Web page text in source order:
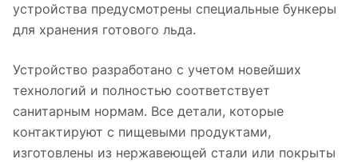
устройства предусмотрены специальные бункеры
для хранения готового льда.
Устройство разработано с учетом новейших
технологий и полностью соответствует
санитарным нормам. Все детали, которые
контактируют с пищевыми продуктами,
изготовлены из нержавеющей стали или покрыты